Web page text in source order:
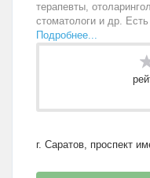
терапевты,
стоматологи и др.
Подробнее...
г. Саратов, проспект